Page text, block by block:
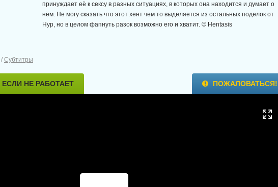
принуждает её к сексу в разных ситуациях, в которых она находится и думает о
нём. Не могу сказать что этот хент чем то выделяется из остальных поделок от
Нур, но в целом фапнуть разок возможно его и хватит. © Hentasis
/ Субтитры
ЕСЛИ НЕ РАБОТАЕТ ПОЖАЛОВАТЬСЯ!